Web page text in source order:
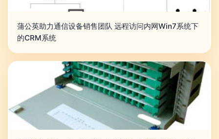
蒲公英助力通信设备销售团队 远程访问内网Win7系统下
的CRM系统